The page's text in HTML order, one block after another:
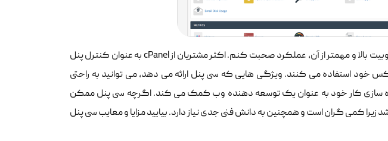
تصمیم گرفتم ابتدا در مورد cPanel به دلیل محبوبیت بالا و مهمتر از آن، عملکرد صحبت کنم. اکثر مشتریان از cPanel به عنوان کنترل پنل
خود استفاده می کنند. ویژگی هایی که سی پنل ارائه می دهد، می توانید به راحتی
سازی کار خود به عنوان یک توسعه دهنده وب کمک می کند. اگرچه سی پنل ممکن
کمی گران است و همچنین به دانش فنی جدی نیاز دارد. بیایید مزایا و معایب سی پنل